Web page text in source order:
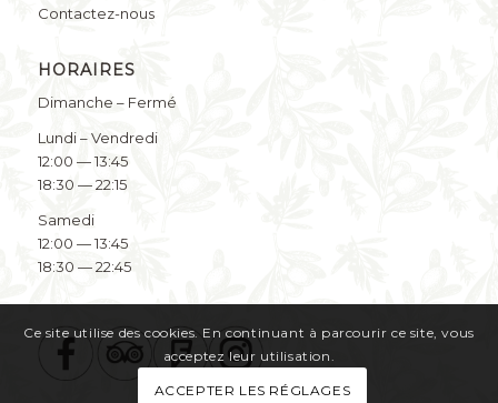
Contactez-nous
HORAIRES
Dimanche – Fermé
Lundi – Vendredi
12:00 — 13:45
18:30 — 22:15
Samedi
12:00 — 13:45
18:30 — 22:45
Ce site utilise des cookies. En continuant à parcourir ce site, vous
acceptez leur utilisation.
ACCEPTER LES RÉGLAGES